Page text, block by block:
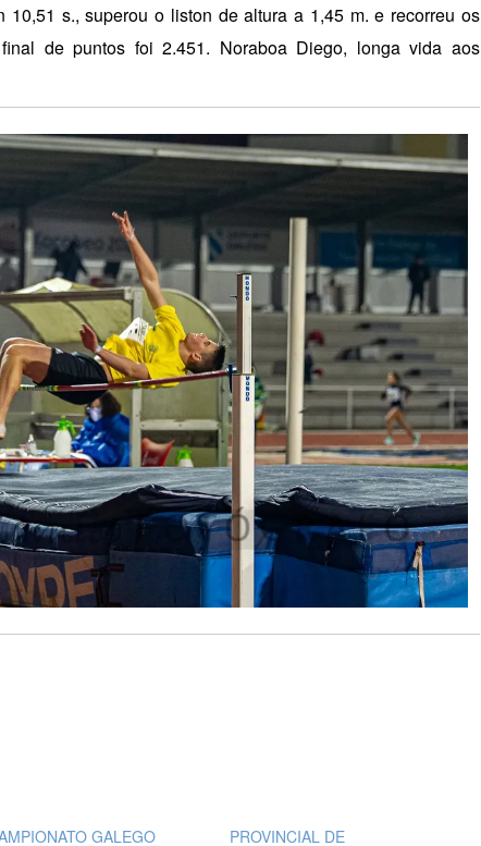
10,51 s., superou o liston de altura a 1,45 m. e recorreu os
de puntos foi 2.451. Noraboa Diego, longa vida aos
GALEGO
PROVINCIAL DE